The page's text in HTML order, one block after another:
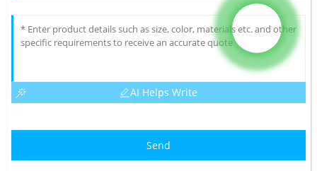
AI Helps Write
Send